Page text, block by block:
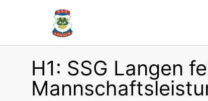
H1: SSG Langen